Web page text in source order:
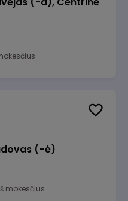
(-ė)
mokesčius